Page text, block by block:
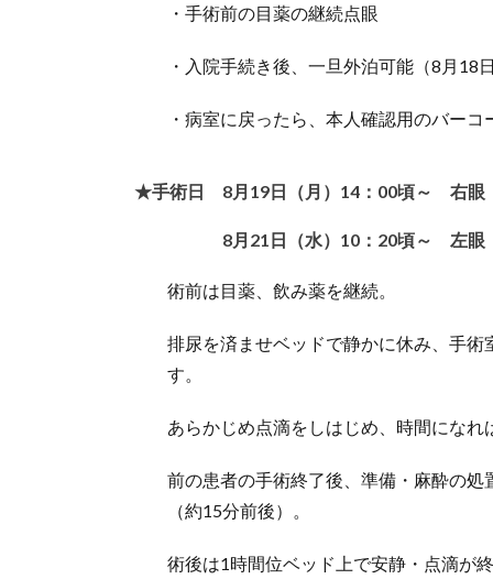
・手術前の目薬の継続点眼
・入院手続き後、一旦外泊可能（8月
・病室に戻ったら、本人確認用のバー
★手術日 8月19日（月）14：00頃～ 右眼
8月21日（水）10：20頃～ 左眼
術前は目薬、飲み薬を継続。
排尿を済ませベッドで静かに休み、手
す。
あらかじめ点滴をしはじめ、時間にな
前の患者の手術終了後、準備・麻酔の
（約15分前後）。
術後は1時間位ベッド上で安静・点滴が